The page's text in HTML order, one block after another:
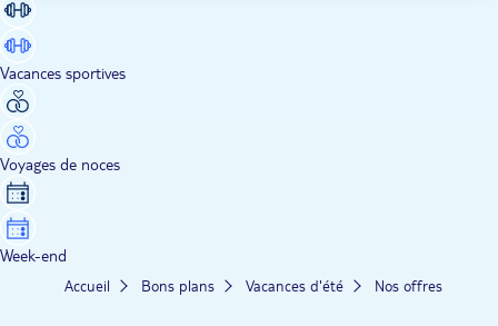
Vacances sportives
Voyages de noces
Week-end
Accueil Bons plans Vacances d'été Nos offres